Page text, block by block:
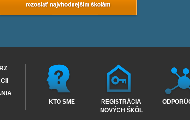
KTO SME
REGISTRÁCIA
NOVÝCH ŠKÔL